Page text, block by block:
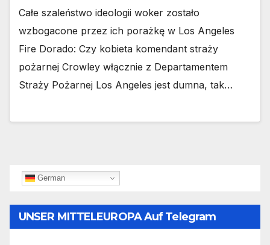
Całe szaleństwo ideologii woker zostało
wzbogacone przez ich porażkę w Los Angeles
Fire Dorado: Czy kobieta komendant straży
pożarnej Crowley włącznie z Departamentem
Straży Pożarnej Los Angeles jest dumna, tak…
German
UNSER MITTELEUROPA Auf Telegram